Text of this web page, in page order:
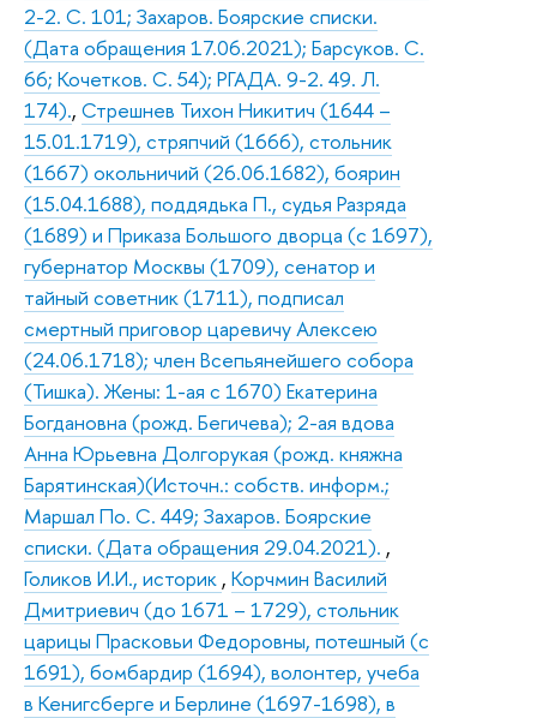
2-2. С. 101; Захаров. Боярские списки.
(Дата обращения 17.06.2021); Барсуков. С.
66; Кочетков. С. 54); РГАДА. 9-2. 49. Л.
174)., Стрешнев Тихон Никитич (1644 –
15.01.1719), стряпчий (1666), стольник
(1667) окольничий (26.06.1682), боярин
(15.04.1688), поддядька П., судья Разряда
(1689) и Приказа Большого дворца (с 1697),
губернатор Москвы (1709), сенатор и
тайный советник (1711), подписал
смертный приговор царевичу Алексею
(24.06.1718); член Всепьянейшего собора
(Тишка). Жены: 1-ая с 1670) Екатерина
Богдановна (рожд. Бегичева); 2-ая вдова
Анна Юрьевна Долгорукая (рожд. княжна
Барятинская)(Источн.: собств. информ.;
Маршал По. С. 449; Захаров. Боярские
списки. (Дата обращения 29.04.2021). ,
Голиков И.И., историк , Корчмин Василий
Дмитриевич (до 1671 – 1729), стольник
царицы Прасковьи Федоровны, потешный (с
1691), бомбардир (1694), волонтер, учеба
в Кенигсберге и Берлине (1697-1698), в